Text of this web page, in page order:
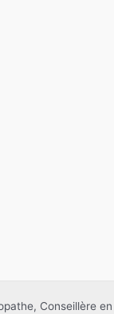
Conseillère en